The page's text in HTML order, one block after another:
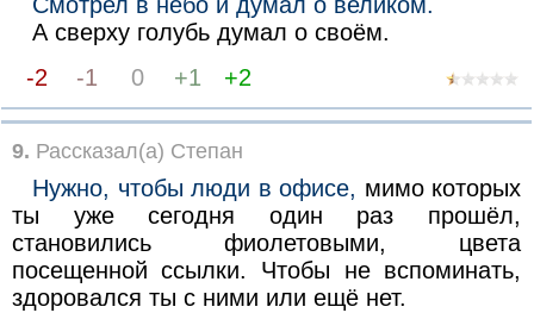
А сверху голубь думал о своём.
-2
-1 0 +1 +2
9. Рассказал(а) Степан
Нужно, чтобы люди в офисе, мимо которых
ты уже сегодня один раз прошёл,
становились фиолетовыми, цвета
посещенной ссылки. Чтобы не вспоминать,
здоровался ты с ними или ещё нет.